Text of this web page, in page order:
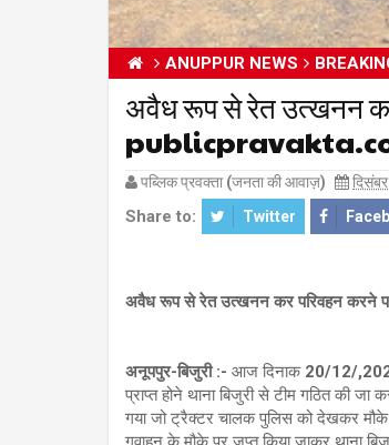
ANUPPUR NEWS
अवैध रूप से रेत उत्खनन कर
पब्लिक प्रवक्ता (जनता की आवाज़)
Share to: Twitter
अवैध रूप से रेत उत्खनन कर परिवहन करने पर
अनूपपुर-बिजुरी :- आज दिनाक 20/12/,2024
प्राप्त होने थाना बिजुरी से टीम गठित की
गया जो ट्रैक्टर चालक पुलिस को देखकर